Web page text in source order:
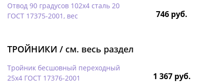
Отвод 90 градусов 102х4 сталь 20
ГОСТ 17375-2001, вес
746 руб.
ТРОЙНИКИ / см. весь раздел
Тройник бесшовный переходный
25х4 ГОСТ 17376-2001
1 367 руб.